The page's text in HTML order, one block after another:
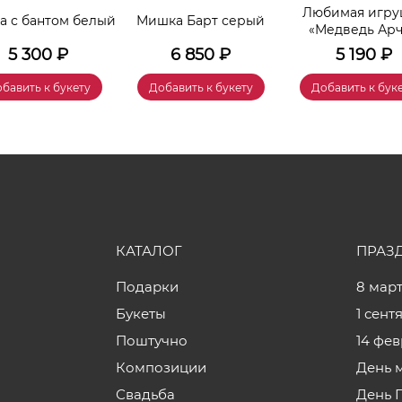
с бантом белый
5 300 ₽
к букету
Мишка Барт серый
6 850 ₽
Добавить к букету
Любимая
«Медведь
5 190₽
Добавить к
КАТАЛОГ
Подарки
Букеты
Поштучно
Композиции
Свадьба
8
1
14
День
День